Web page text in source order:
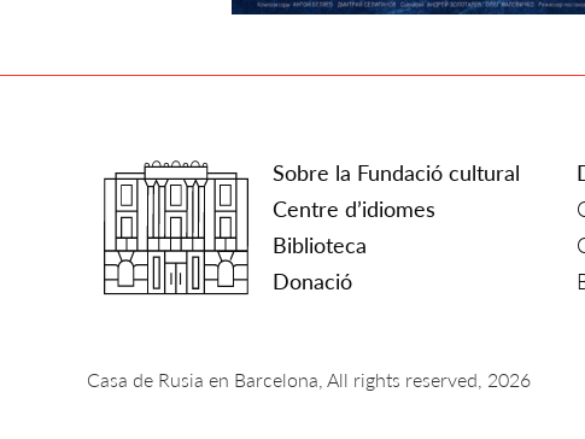
Sobre la Fundació cultural
Centre d’idiomes
Biblioteca
Donació
Casa de Rusia en Barcelona, All rights reserved, 2026